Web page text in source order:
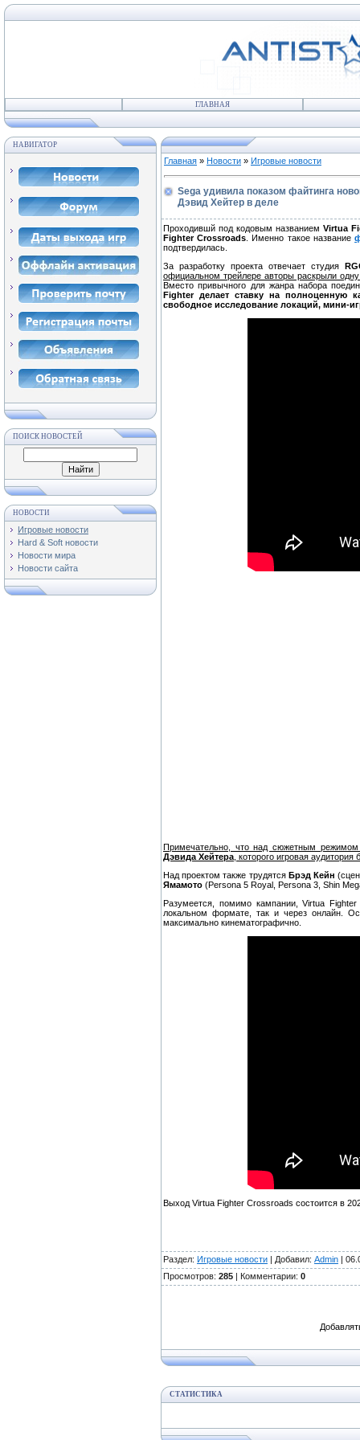
ГЛАВНАЯ
НАВИГАТОР
ПОИСК НОВОСТЕЙ
НОВОСТИ
Игровые новости
Hard & Soft новости
Новости мира
Новости сайта
Главная » Новости » Игровые новости
Sega удивила показом файтинга
Дэвид Хейтер в деле
Проходившй под кодовым названием Virtua
Fighter Crossroads . Именно такое название
подтвердилась.
За разработку проекта отвечает студия
официальном трейлере авторы раскрыли
Вместо привычного для жанра набора
Fighter делает ставку на полноценную
свободное исследование локаций, мини-
Примечательно, что над сюжетным режимом
Дэвида Хейтера , которого игровая
Над проектом также трудятсяБрэд Кейн
Ямамото (Persona 5 Royal, Persona 3, Shin
Разумеется, помимо кампании, Virtua
локальном формате, так и через онлайн.
максимально кинематографично.
Выход Virtua Fighter Crossroads состоится в
Раздел: Игровые новости | Добавил: Admin |
Просмотров: 285 | Комментарии: 0
СТАТИСТИКА